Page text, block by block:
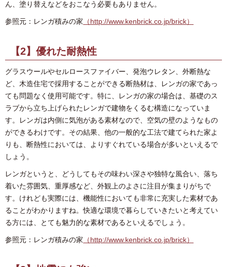
ん、塗り替えなどをおこなう必要もありません。
参照元：レンガ積みの家 （http://www.kenbrick.co.jp/brick）
【2】優れた耐熱性
グラスウールやセルロースファイバー、発泡ウレタン、外断熱な
ど、木造住宅で採用することができる断熱材は、レンガの家であっ
ても問題なく使用可能です。特に、レンガの家の場合は、基礎のス
ラブから立ち上げられたレンガで建物をくるむ構造になっていま
す。レンガは内側に気泡がある素材なので、空気の壁のようなもの
ができるわけです。その結果、他の一般的な工法で建てられた家よ
りも、断熱性においては、よりすぐれている場合が多いといえるで
しょう。
レンガというと、どうしてもその味わい深さや独特な風合い、落ち
着いた雰囲気、重厚感など、外観上のよさに注目が集まりがちで
す。けれども実際には、機能性においても非常に充実した素材であ
ることがわかりますね。快適な環境で暮らしていきたいと考えてい
る方には、とても魅力的な素材であるといえるでしょう。
参照元：レンガ積みの家 （http://www.kenbrick.co.jp/brick）